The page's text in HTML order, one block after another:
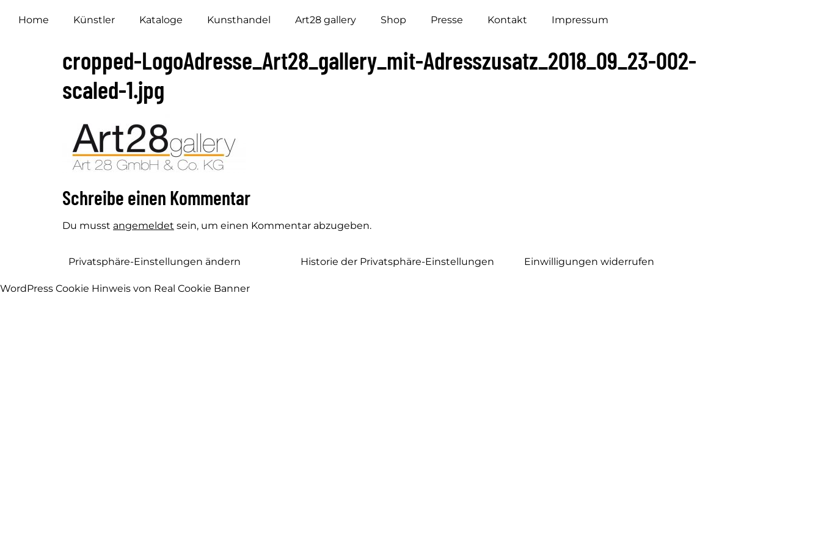
Home Künstler Kataloge Kunsthandel Art28 gallery Shop Presse Kontakt Impressum
cropped-LogoAdresse_Art28_gallery_mit-Adresszusatz_2018_09_23-002-
scaled-1.jpg
Schreibe einen Kommentar
Du musst angemeldet sein, um einen Kommentar abzugeben.
Privatsphäre-Einstellungen ändern Historie der Privatsphäre-Einstellungen Einwilligungen widerrufen
WordPress Cookie Hinweis von Real Cookie Banner